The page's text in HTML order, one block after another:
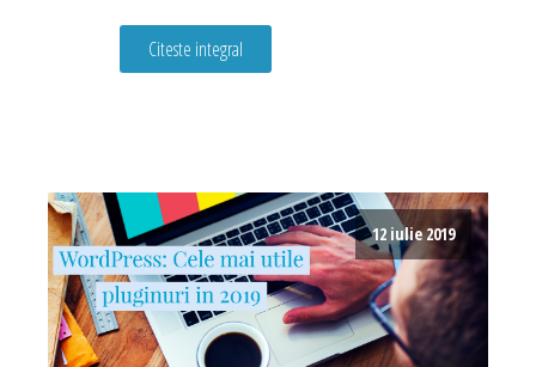
Citeste integral
12 iulie 2019